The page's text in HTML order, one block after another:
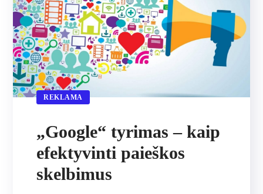
REKLAMA
„Google“ tyrimas – kaip
efektyvinti paieškos
skelbimus